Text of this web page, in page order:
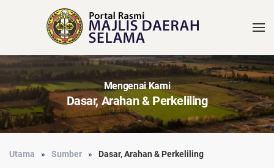
Mengenai Kami
Dasar, Arahan & Perkeliling
Utama Sumber Dasar, Arahan & Perkeliling